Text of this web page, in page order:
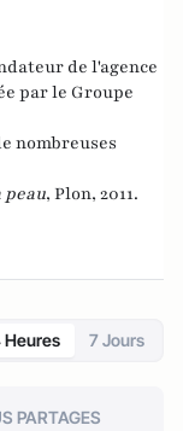
de l'agence
par le Groupe
nombreuses
peau, Plon, 2011.
Heures 7 Jours
PARTAGES